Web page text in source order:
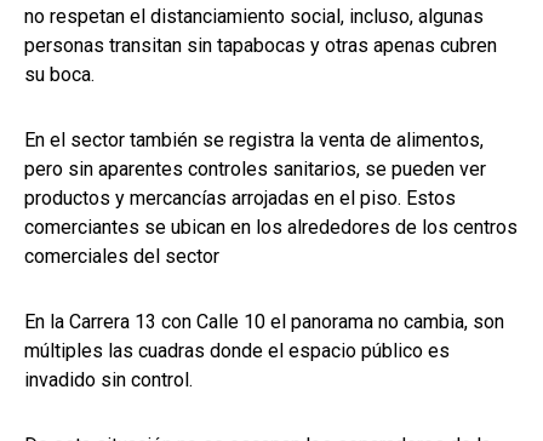
no respetan el distanciamiento social, incluso, algunas
personas transitan sin tapabocas y otras apenas cubren
su boca.
En el sector también se registra la venta de alimentos,
pero sin aparentes controles sanitarios, se pueden ver
productos y mercancías arrojadas en el piso. Estos
comerciantes se ubican en los alrededores de los centros
comerciales del sector
En la Carrera 13 con Calle 10 el panorama no cambia, son
múltiples las cuadras donde el espacio público es
invadido sin control.